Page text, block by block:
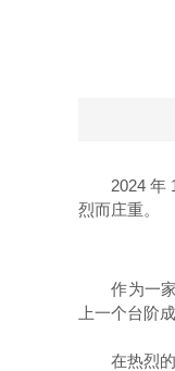
2024 年 12
烈而庄重。
作为一家
上一个台阶
在热烈的